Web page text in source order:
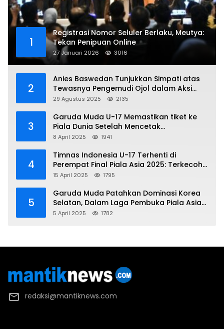
1
Registrasi Nomor Seluler Berlaku, Meutya:
Tekan Penipuan Online
27 Januari 2026 3016
2
Anies Baswedan Tunjukkan Simpati atas
Tewasnya Pengemudi Ojol dalam Aksi
Demo
29 Agustus 2025 2135
3
Garuda Muda U-17 Memastikan tiket ke
Piala Dunia Setelah Mencetak
Kemenangan Gemilang atas Yaman 4-1 di
8 April 2025 1941
4
Timnas Indonesia U-17 Terhenti di
Perempat Final Piala Asia 2025: Terkecoh
Korea Utara
15 April 2025 1795
5
Garuda Muda Patahkan Dominasi Korea
Selatan, Dalam Laga Pembuka Piala Asia
2025 U-17
5 April 2025 1782
redaksi@mantiknews.com